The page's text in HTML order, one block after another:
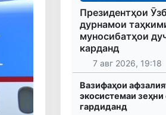
Президентҳои
дурнамои
муносибатҳои
карданд
7 авг 2026, 19:18
Вазифаҳои
экосистемаи
гардиданд